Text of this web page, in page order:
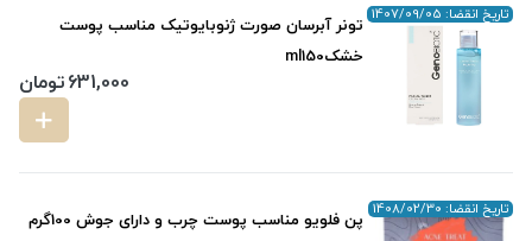
تاریخ انقضا: 1407/09/05
تونر آبرسان صورت ژنوبایوتیک مناسب پوست
خشکml150
631,000تومان
تاریخ انقضا: 1408/02/30 پن فلویو مناسب پوست چرب و دارای جوش 100گرم